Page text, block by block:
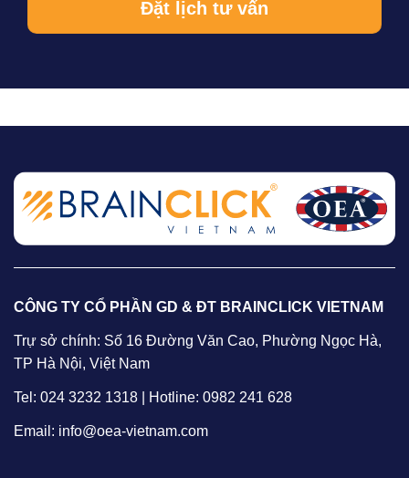
CÔNG TY CỔ PHẦN GD & ĐT BRAINCLICK VIETNAM
Trự sở chính: Số 16 Đường Văn Cao, Phường Ngọc Hà,
TP Hà Nội, Việt Nam
Tel: 024 3232 1318 | Hotline: 0982 241 628
Email: info@oea-vietnam.com